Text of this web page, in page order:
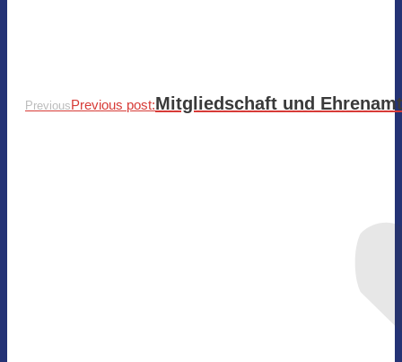
PreviousPrevious post:Mitgliedschaft und Ehrenamt